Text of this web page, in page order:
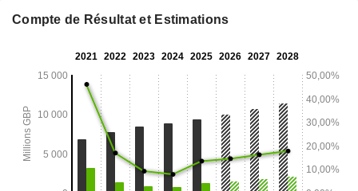
Compte de Résultat et Estimations